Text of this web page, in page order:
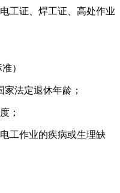
工证、焊工证、高处作业
）
法定退休年龄；
；
工作业的疾病或生理缺